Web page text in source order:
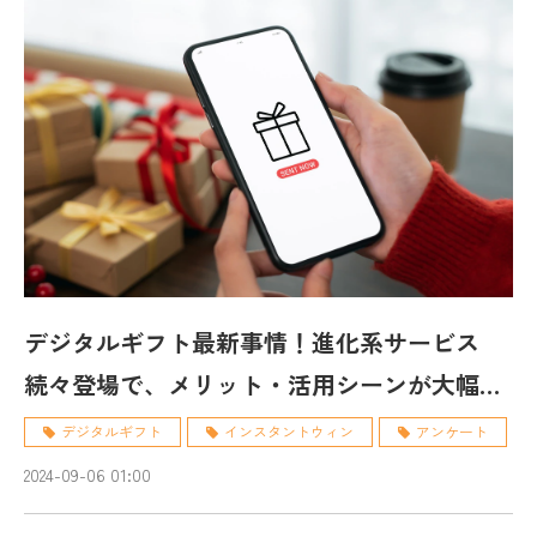
デジタルギフト最新事情！進化系サービス
続々登場で、メリット・活用シーンが大幅ア
ップ！デジタルギフト インスタントウィン アンケート
2024-09-06 01:00